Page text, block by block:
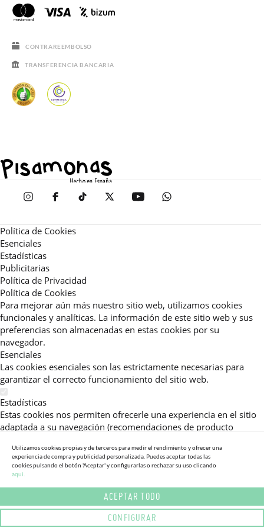
CONTRAREEMBOLSO
TRANSFERENCIA BANCARIA
Política de Cookies
Esenciales
Estadísticas
Publicitarias
Política de Privacidad
Política de Cookies
Para mejorar aún más nuestro sitio web, utilizamos cookies
funcionales y analíticas. La información de este sitio web y sus
preferencias son almacenadas en estas cookies por su
navegador.
Esenciales
Las cookies esenciales son las estrictamente necesarias para
garantizar el correcto funcionamiento del sitio web.
Estadísticas
Estas cookies nos permiten ofrecerle una experiencia en el sitio
adaptada a su navegación (recomendaciones de producto
consultadas, etc).Al activar esta cookie, nos ayuda a mejorar aún
más su experiencia.
Publicitarias
Estas cookies permiten a nuestros socios publicitarios enviarle
mensajes específicos y personalizados.
Utilizamos cookies propias y de terceros para medir el rendimiento y ofrecer una
experiencia de compra y publicidad personalizada. Puedes aceptar todas las
cookies pulsando el botón 'Aceptar' y configurarlas o rechazar su uso clicando
aqui.
ACEPTAR TODO
CONFIGURAR